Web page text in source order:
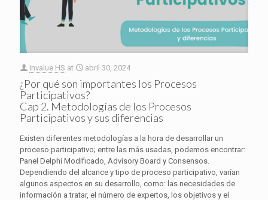
Invalue HS at abril 30, 2024
¿Por qué son importantes los Procesos
Participativos?
Cap 2. Metodologías de los Procesos
Participativos y sus diferencias
Existen diferentes metodologías a la hora de desarrollar un
proceso participativo; entre las más usadas, podemos encontrar:
Panel Delphi Modificado, Advisory Board y Consensos.
Dependiendo del alcance y tipo de proceso participativo, varían
algunos aspectos en su desarrollo, como: las necesidades de
información a tratar, el número de expertos, los objetivos y el